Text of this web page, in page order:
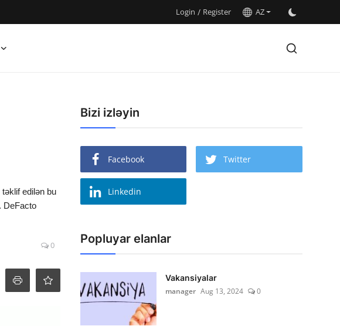
Login / Register AZ
edilən bu
DeFacto
0
Bizi izləyin
Facebook Twitter
Linkedin
Popluyar elanlar
Vakansiyalar
manager Aug 13, 2024 0